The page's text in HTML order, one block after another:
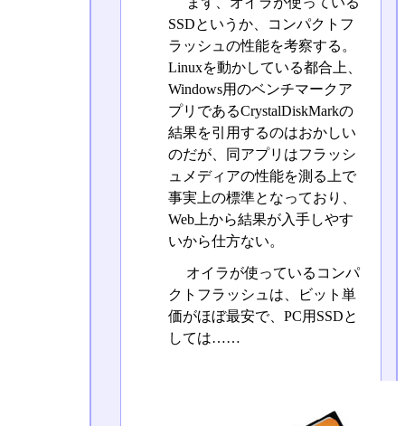
SSDというか、コンパクトフ
ラッシュの性能を考察する。
Linuxを動かしている都合上、
Windows用のベンチマークア
プリであるCrystalDiskMarkの
結果を引用するのはおかしい
のだが、同アプリはフラッシ
ュメディアの性能を測る上で
事実上の標準となっており、
Web上から結果が入手しやす
いから仕方ない。
オイラが使っているコンパ
クトフラッシュは、ビット単
価がほぼ最安で、PC用SSDと
しては……